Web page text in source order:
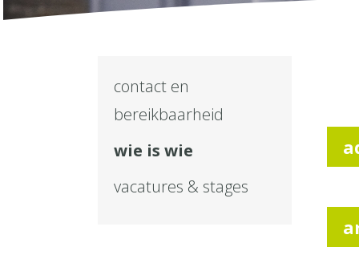
contact en
bereikbaarheid
wie is wie
vacatures & stages